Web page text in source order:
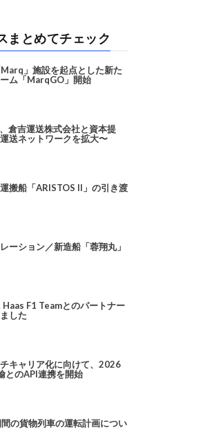
まとめてチェック
」施設を起点とした新た
ム「MarqGO」開始
倉吉運送株式会社と資本提
送ネットワークを拡大〜
搬船「ARISTOS II」の引き渡
ーション／新造船「蓉翔丸」
F1 Teamとのパートナー
した
チキャリア化に向けて、2026
とのAPI連携を開始
の貨物列車の運転計画につい